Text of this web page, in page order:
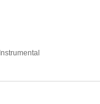
Instrumental